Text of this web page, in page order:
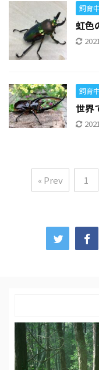
飼育
虹色
飼育
世界
« Prev 1